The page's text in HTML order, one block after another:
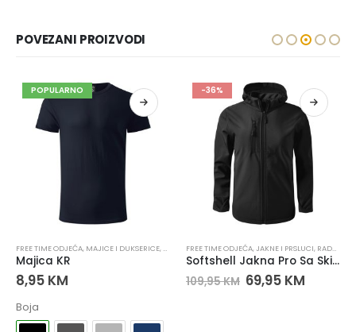
POVEZANI PROIZVODI
,RADNE JAKNE
POPULARNO
FREE TIME ODJEĆA, MAJICE I DUKSERICE,MAJICE I DUKSERICE,RADNA ODJEĆA,
Majica KR
8,95 KM
Boja
-36%
FREE TIME ODJEĆA,JAKNE I PRSLUCI, RADNA ODJEĆA
Softshell Jakna Pro Sa Skidajućom Kapuljačom
109,95KM 69,95 KM